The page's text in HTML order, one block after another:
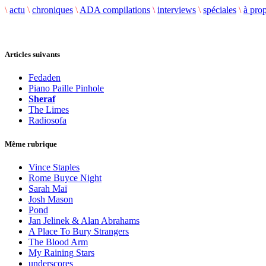
\ actu \ chroniques \ ADA compilations \ interviews \ spéciales \ à
Articles suivants
Fedaden
Piano Paille Pinhole
Sheraf
The Limes
Radiosofa
Même rubrique
Vince Staples
Rome Buyce Night
Sarah Maï
Josh Mason
Pond
Jan Jelinek & Alan Abrahams
A Place To Bury Strangers
The Blood Arm
My Raining Stars
underscores